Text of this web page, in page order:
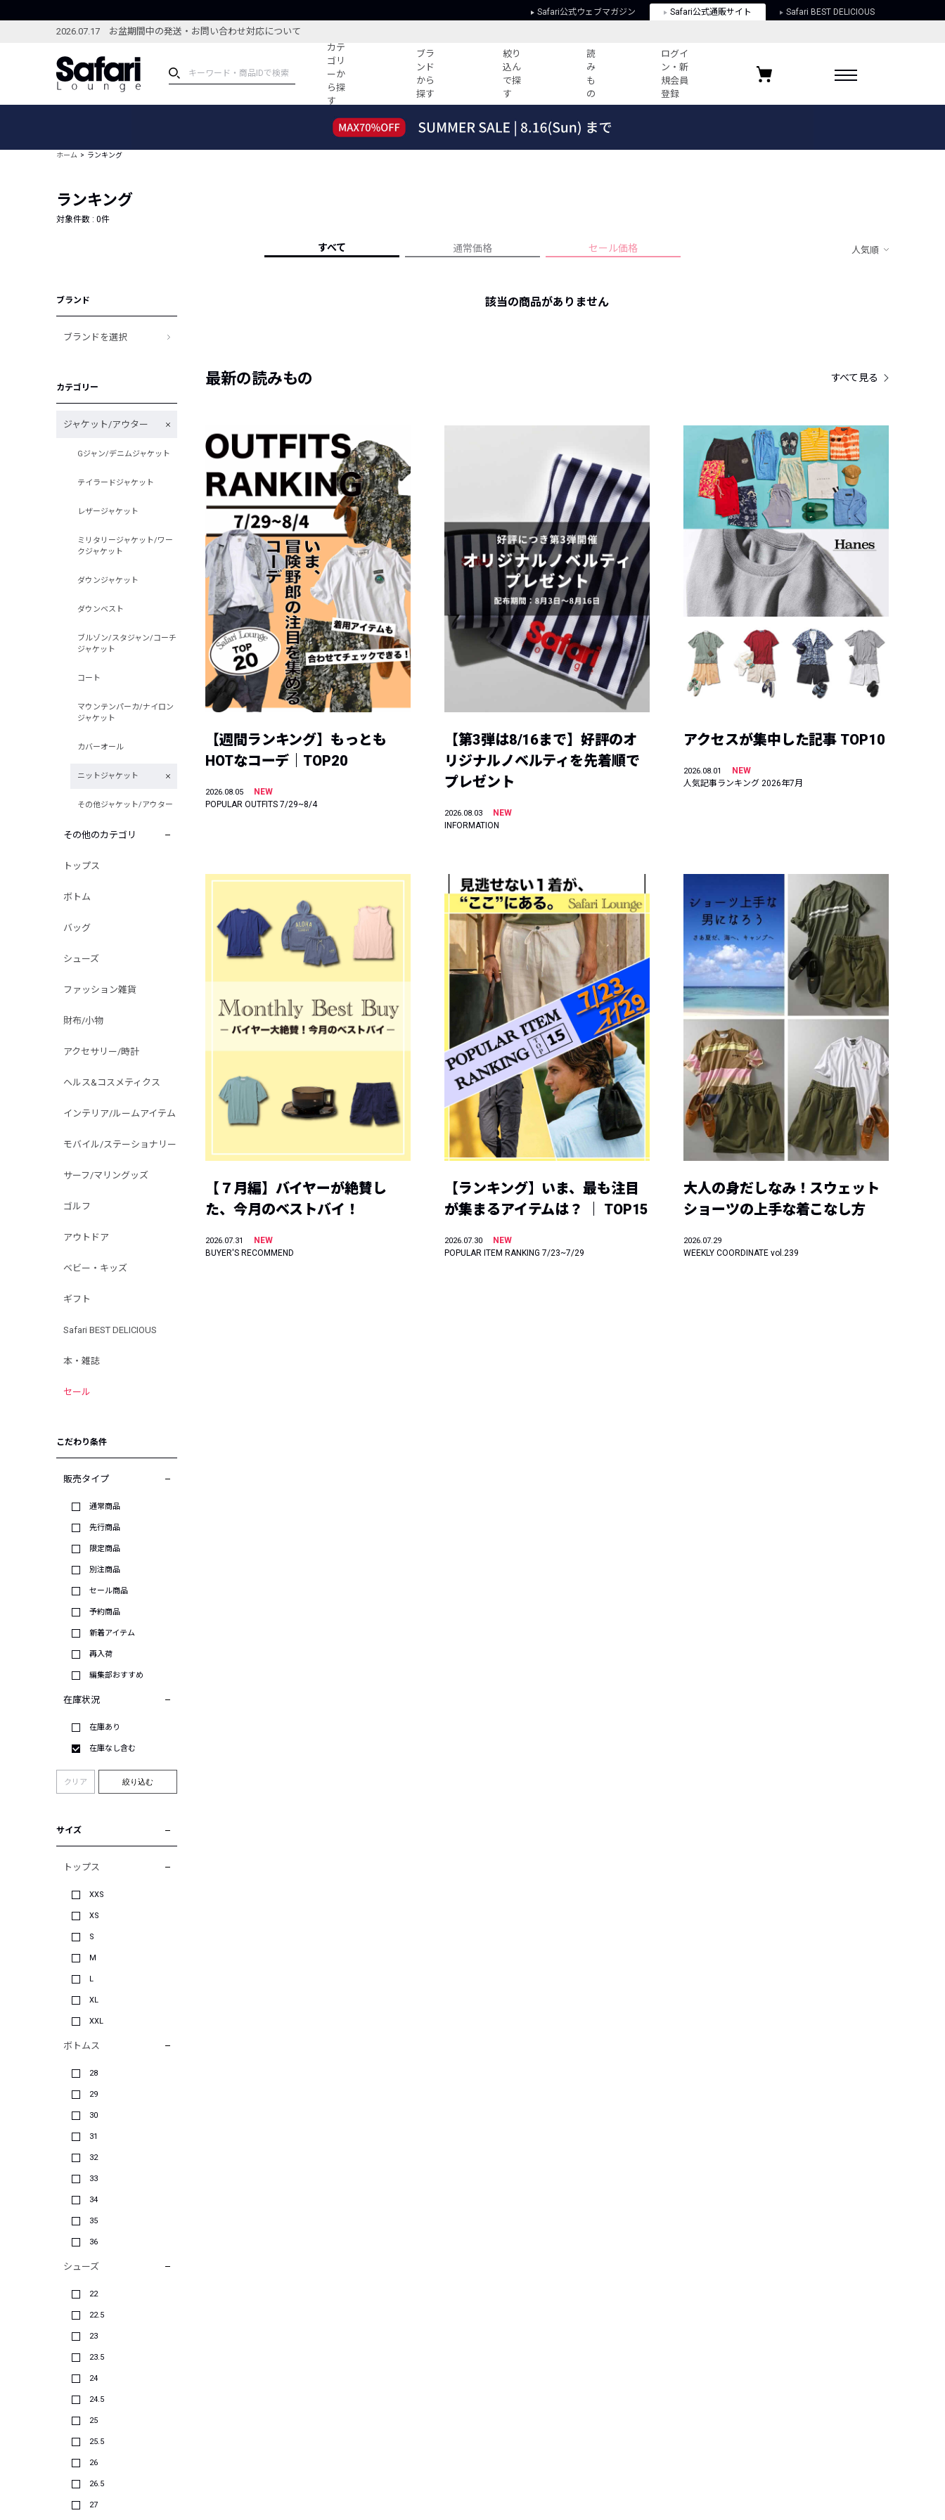
Safari公式ウェブマガジン Safari公式通販サイト Safari BEST DELICIOUS
2026.07.17 お盆期間中の発送・お問い合わせ対応について
カテ
ゴリ
ーか
ら探
す
ブラ
ンド
から
探す
絞り
込ん
で探
す
読
み
も
の
ログイ
ン・新
規会員
登録
ブランドから探す
新着アイテム
編集部のおすすめアイテム
すべての記事
人気記事ランキング
プライバシーポリシー
お気に入りブランド
ホーム ランキング
ランキング
対象件数 : 0件
すべて 通常価格 セール価格 人気順
ブランド
ブランドを選択
カテゴリー
ジャケット/アウター
Gジャン/デニムジャケット
テイラードジャケット
レザージャケット
ミリタリージャケット/ワー
クジャケット
ダウンジャケット
ダウンベスト
ブルゾン/スタジャン/コーチ
ジャケット
コート
マウンテンパーカ/ナイロン
ジャケット
カバーオール
ニットジャケット
その他ジャケット/アウター
その他のカテゴリ
トップス
ボトム
バッグ
シューズ
ファッション雑貨
財布/小物
アクセサリー/時計
ヘルス&コスメティクス
インテリア/ルームアイテム
モバイル/ステーショナリー
サーフ/マリングッズ
ゴルフ
アウトドア
ベビー・キッズ
ギフト
Safari BEST DELICIOUS
本・雑誌
セール
こだわり条件
販売タイプ
通常商品
先行商品
限定商品
別注商品
セール商品
予約商品
新着アイテム
再入荷
編集部おすすめ
在庫状況
在庫あり
在庫なし含む
クリア 絞り込む
サイズ
トップス
XXS
XS
S
M
L
XL
XXL
ボトムス
28
29
30
31
32
33
34
35
36
シューズ
22
22.5
23
23.5
24
24.5
25
25.5
26
26.5
27
該当の商品がありません
最新の読みもの すべて見る
【週間ランキング】もっとも
HOTなコーデ｜TOP20
2026.08.05
NEW
POPULAR OUTFITS 7/29~8/4
【第3弾は8/16まで】好評のオ
リジナルノベルティを先着順で
プレゼント
2026.08.03
NEW
INFORMATION
アクセスが集中した記事 TOP10
2026.08.01
NEW
人気記事ランキング 2026年7月
【７月編】バイヤーが絶賛し
た、今月のベストバイ！
2026.07.31
NEW
BUYER'S RECOMMEND
【ランキング】いま、最も注目
が集まるアイテムは？ ｜ TOP15
2026.07.30
NEW
POPULAR ITEM RANKING 7/23~7/29
大人の身だしなみ！スウェット
ショーツの上手な着こなし方
2026.07.29
WEEKLY COORDINATE vol.239